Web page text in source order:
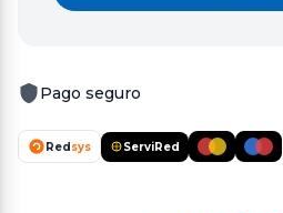
Pago seguro
Redsys ServiRed